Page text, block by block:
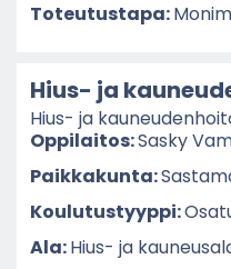
To­teu­tus­ta­pa:
Hius- ja
Hius- ja
Op­pi­lai­tos:Sasky
Paik­ka­kun­ta:
Kou­lu­tus­tyyp­pi:
Ala:Hius- ja